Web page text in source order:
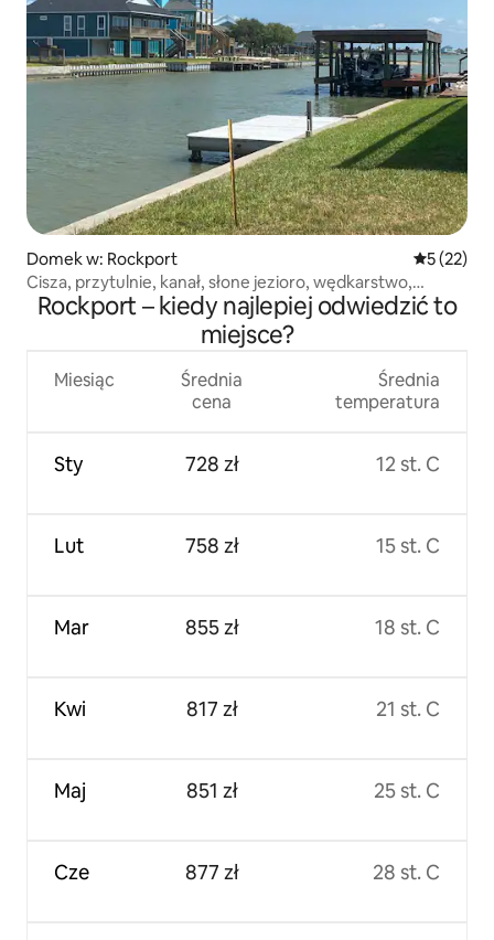
Domek w: Rockport Średnia
5 (22)
Cisza, przytulnie, kanał, słone jezioro, wędkarstwo,
łowienie krabów
Rockport – kiedy najlepiej odwiedzić to
miejsce?
Miesiąc
Sty
Lut
Mar
Kwi
Maj
Cze
Średnia
cena
728 zł
758 zł
855 zł
817 zł
851 zł
877 zł
Średnia
temperatura
12 st. C
15 st. C
18 st. C
21 st. C
25 st. C
28 st. C